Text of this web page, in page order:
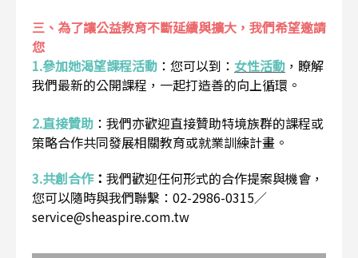
三、為了讓公益教育不斷延續與擴大，我們希望邀請
您
1.參加她渴望課程活動 ： 您可以到： 女性活動 ，瞭解
我們最新的公開課程，一起打造善的向上循環。
2.直接贊助 ： 我們亦歡迎直接贊助特境族群的課程或
策略合作共同發展相關教育或就業訓練計畫。
3.共創合作： 我們歡迎任何形式的合作提案與機會，
您可以隨時與我們聯繫：02-2986-0315／
service@sheaspire.com.tw